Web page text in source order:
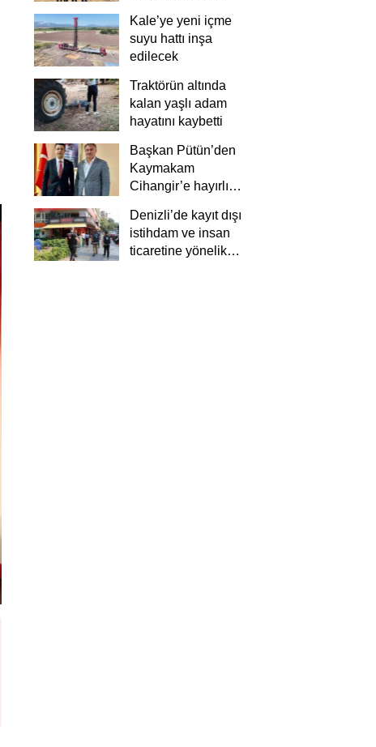
Kale’ye yeni içme
suyu hattı inşa
edilecek
Traktörün altında
kalan yaşlı adam
hayatını kaybetti
Başkan Pütün’den
Kaymakam
Cihangir’e hayırlı
Denizli’de kayıt dışı
istihdam ve insan
ticaretine yönelik